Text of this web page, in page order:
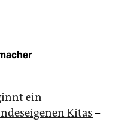
ein
Kitas –